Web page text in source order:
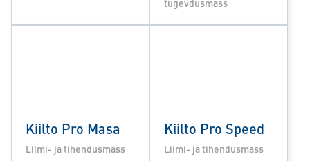
tugevdusmass
Kiilto Pro Masa
Liimi- ja tihendusmass
Kiilto Pro Speed
Liimi- ja tihendusmass